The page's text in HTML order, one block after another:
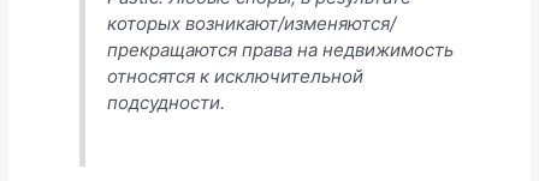
которых возникают/изменяются/
прекращаются права на недвижимость
относятся к исключительной
подсудности.